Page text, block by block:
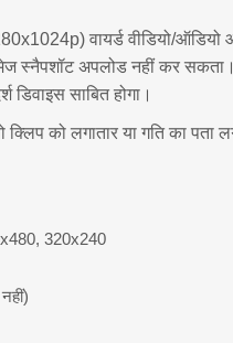
वायर्ड वीडियो/ऑडियो
स्नैपशॉट अपलोड नहीं कर
साबित होगा।
क्लिप को लगातार या गति का
320x240